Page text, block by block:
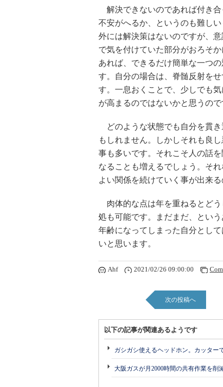
解決できないのであれば付き合
不安がへるか、というのも難し
外には解決策はないのですが、
で気を付けていた部分がおろそ
あれば、できるだけ簡単な一つ
す。自分の場合は、脊髄反射を
す。一息おくことで、少しでも
が高まるのではないかと思うので
どのような状態でも自分を貫
もしれません。しかしそれも良
事も多いです。それこそ人の話
なることも増えるでしょう。そ
よい関係を続けていく事が出来る
肉体的な点は年を重ねるとど
処も可能です。まだまだ、とい
年齢になってしまった自分とし
いと思います。
Ahf 2021/02/26 09:00:00
次の投稿へ
以下の記事が関連あるようです
ガシガシ使えるヘッドホン。カッター
大阪ガスが月2000時間の共有作業を